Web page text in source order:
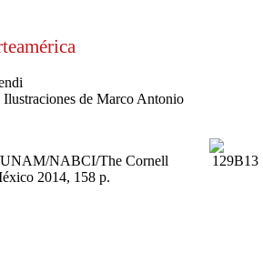
Ilustraciones de Marco Antonio
NABCI/The Cornell
2014, 158 p.